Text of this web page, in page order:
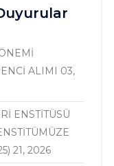
ALIMI 03,
ENSTİTÜSÜ
21, 2026